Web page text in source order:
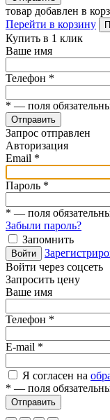
товар добавлен в
Перейти в корзину
Купить в 1 клик
Ваше имя
Телефон *
* — поля
Отправить
Запрос отправлен
Авторизация
Email *
Пароль *
* — поля
Забыли пароль?
Запомнить
Войти
Войти через соцсеть
Запросить цену
Ваше имя
Телефон *
E-mail *
Я согласен на
* — поля
Отправить